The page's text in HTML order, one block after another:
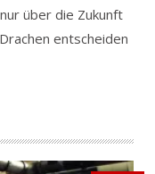
über die Zukunft
entscheiden